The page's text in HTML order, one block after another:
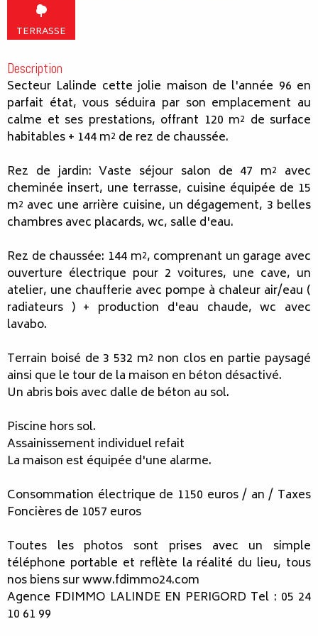
TERRASSE
Description
Secteur Lalinde cette jolie maison de l'année 96 en
parfait état, vous séduira par son emplacement au
calme et ses prestations, offrant 120 m² de surface
habitables + 144 m² de rez de chaussée.
Rez de jardin: Vaste séjour salon de 47 m² avec
cheminée insert, une terrasse, cuisine équipée de 15
m² avec une arrière cuisine, un dégagement, 3 belles
chambres avec placards, wc, salle d'eau.
Rez de chaussée: 144 m², comprenant un garage avec
ouverture électrique pour 2 voitures, une cave, un
atelier, une chaufferie avec pompe à chaleur air/eau (
radiateurs ) + production d'eau chaude, wc avec
lavabo.
Terrain boisé de 3 532 m² non clos en partie paysagé
ainsi que le tour de la maison en béton désactivé.
Un abris bois avec dalle de béton au sol.
Piscine hors sol.
Assainissement individuel refait
La maison est équipée d'une alarme.
Consommation électrique de 1150 euros / an / Taxes
Foncières de 1057 euros
Toutes les photos sont prises avec un simple
téléphone portable et reflète la réalité du lieu, tous
nos biens sur www.fdimmo24.com
Agence FDIMMO LALINDE EN PERIGORD Tel : 05 24
10 61 99